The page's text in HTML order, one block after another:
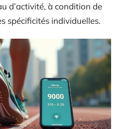
d’activité, à condition de
spécificités individuelles.